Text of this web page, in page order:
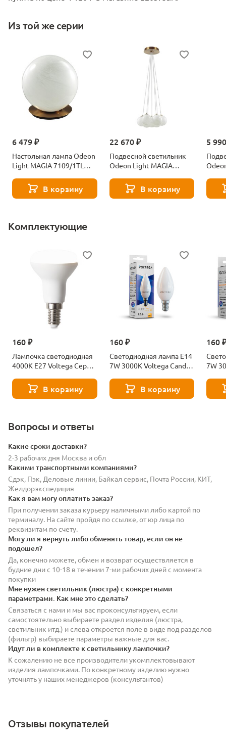
Из той же серии
6 479 ₽
Настольная лампа Odeon
Light MAGIA 7109/1TL
В корзину
22 670 ₽
Подвесной светильник
Odeon Light MAGIA
В корзину
5
Комплектующие
160 ₽
Лампочка светодиодная
4000К Е27 Voltega Серия
В корзину
160 ₽
Светодиодная лампа E14
7W 3000K Voltega Candle
В корзину
160
7W
Вопросы и ответы
Какие сроки доставки?
2-3 рабочих дня Москва и обл
Какими транспортными компаниями?
Сдэк, Пэк, Деловые линии, Байкал сервис, Почта России, КИТ,
Желдорэкспедиция
Как я вам могу оплатить заказ?
При получении заказа курьеру наличными либо картой по
терминалу. На сайте пройдя по ссылке, от юр лица по
реквизитам по счету.
Могу ли я вернуть либо обменять товар, если он не
подошел?
Да, конечно можете, обмен и возврат осуществляется в
будние дни с 10-18 в течении 7-ми рабочих дней с момента
покупки
Мне нужен светильник (люстра) с конкретными
параметрами. Как мне это сделать?
Связаться с нами и мы вас проконсультируем, если
самостоятельно выбираете раздел изделия (люстра,
светильник итд.) и слева откроется поле в виде под разделов
(фильтр) выбираете параметры важные для вас.
Идут ли в комплекте к светильнику лампочки?
К сожалению не все производители укомплектовывают
изделия лампочками. По конкретному изделию нужно
уточнять у наших менеджеров (консультантов)
Отзывы покупателей